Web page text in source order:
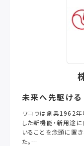
お手伝いをいたします
に大きく貢献します。
当社の製品は食品に
す。食品衛生を徹底
製菓、製パン、食品づ
お客さま毎に合った
当社は自社工場を完
未来へ先駆ける
ワコウは創業1962年
した新機能・新用途
いることを念頭に置
た。